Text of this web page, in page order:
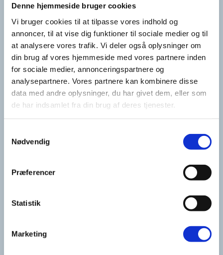
Denne hjemmeside bruger cookies
Vi bruger cookies til at tilpasse vores indhold og
annoncer, til at vise dig funktioner til sociale medier og til
at analysere vores trafik. Vi deler også oplysninger om
din brug af vores hjemmeside med vores partnere inden
for sociale medier, annonceringspartnere og
analysepartnere. Vores partnere kan kombinere disse
data med andre oplysninger, du har givet dem, eller som
de har indsamlet fra din brug af deres tjenester.
Nødvendig
Præferencer
Statistik
Marketing
Kvalitet er vores førsteprioritet, og vi har gennem
årene opbygget stærke og tillidsfulde relationer til
vores leverandører, så vi kan stå hundrede procent
inde for dem, når vi afvikler konferencer for
kunder.
Læs også omteambuilding aktiviteterher.
TIDLIGERE CASES TIL
Vi har gennem tiden samarbejdet med adskillige
brancher i forskellige fagområder. Så vi kender til
mange former og farver, hvad angår konference i
Århus eller resten af Danmark. Vi har blandt andet
samarbejdet med
og mange